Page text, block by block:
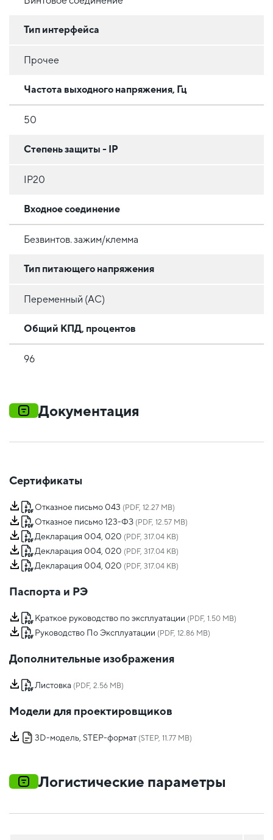
Тип интерфейса
Прочее
Частота выходного напряжения, Гц
50
Степень защиты - IP
IP20
Входное соединение
Безвинтов. зажим/клемма
Тип питающего напряжения
Переменный (AC)
Общий КПД, процентов
96
Документация
Сертификаты
Отказное письмо 043 (PDF, 12.27 MB)
Отказное письмо 123-ФЗ (PDF, 12.57 MB)
Декларация 004, 020 (PDF, 317.04 KB)
Декларация 004, 020 (PDF, 317.04 KB)
Декларация 004, 020 (PDF, 317.04 KB)
Паспорта и РЭ
Краткое руководство по эксплуатации (PDF, 1.50 MB)
Руководство По Эксплуатации (PDF, 12.86 MB)
Дополнительные изображения
Листовка (PDF, 2.56 MB)
Модели для проектировщиков
3D-модель, STEP-формат (STEP, 11.77 MB)
Логистические параметры